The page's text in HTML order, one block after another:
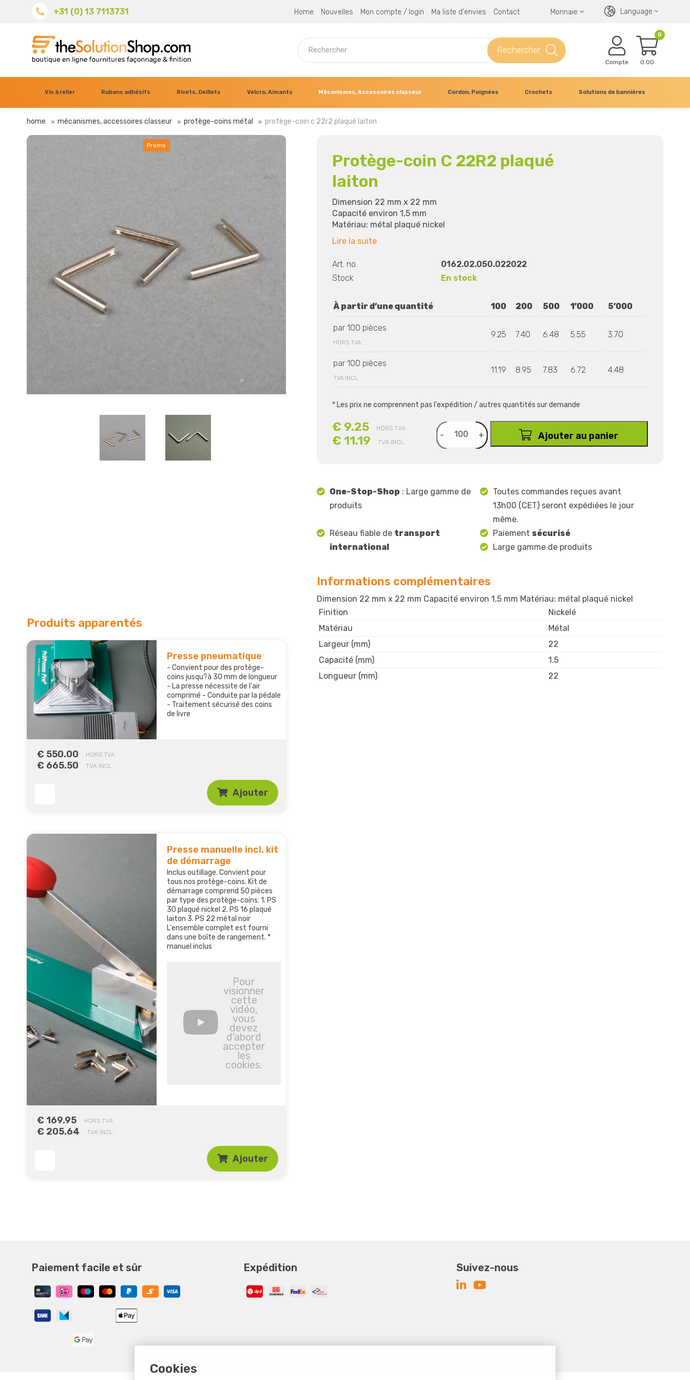
Cookies
+31 (0) 13 7113731 Language
Monnaie
Home Nouvelles Mon compte / login Ma liste d'envies Contact
Rechercher
0
0.00
Compte
Vis à relier Rubans adhésifs Rivets, Oeillets Velcro, Aimants Mécanismes, Accessoires classeur Cordon, Poignées Crochets Solutions de bannières
home mécanismes, accessoires classeur protège-coins métal protège-coin c 22r2 plaqué laiton
Promo
Produits apparentés
Presse pneumatique
- Convient pour des protège-
coins jusqu?à 30 mm de longueur
- La presse nécessite de l'air
comprimé - Conduite par la pédale
- Traitement sécurisé des coins
de livre
€ 550.00 HORS TVA
€ 665.50 TVA INCL.
Ajouter
Presse manuelle incl. kit
de démarrage
Inclus outillage. Convient pour
tous nos protège-coins. Kit de
démarrage comprend 50 pièces
par type des protège-coins: 1. PS
30 plaqué nickel 2. PS 16 plaqué
laiton 3. PS 22 métal noir
L'ensemble complet est fourni
dans une boîte de rangement. *
manuel inclus
Pour
visionner
cette
vidéo,
vous
devez
d'abord
accepter
les
cookies.
€ 169.95 HORS TVA
€ 205.64 TVA INCL.
Ajouter
Protège-coin C 22R2 plaqué
laiton
Dimension 22 mm x 22 mm
Capacité environ 1,5 mm
Matériau: métal plaqué nickel
Lire la suite
Art. no.
0162.02.050.022022
Stock
En stock
À partir d’une quantité 100 200 500 1’000 5’000
par 100 pièces
HORS TVA
9.25 7.40 6.48 5.55 3.70
par 100 pièces
TVA INCL.
11.19 8.95 7.83 6.72 4.48
* Les prix ne comprennent pas l'expédition / autres quantités sur demande
€ 9.25 HORS TVA
€ 11.19 TVA INCL.
- + Ajouter au panier
One-Stop-Shop : Large gamme de
produits
Toutes commandes reçues avant
13h00 (CET) seront expédiées le jour
même.
Réseau fiable de transport
international
Paiement sécurisé
Large gamme de produits
Informations complémentaires
Dimension 22 mm x 22 mm Capacité environ 1,5 mm Matériau: métal plaqué nickel
Finition
Nickelé
Matériau
Métal
Largeur (mm)
22
Capacité (mm)
1.5
Longueur (mm)
22
Paiement facile et sûr Expédition Suivez-nous